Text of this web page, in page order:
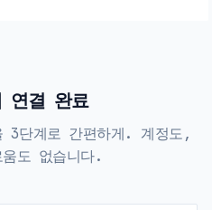
연결 완료
단계로 간편하게. 계정도,
도 없습니다.